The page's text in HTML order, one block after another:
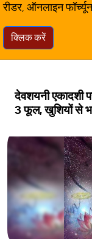
रीडर, ऑनलाइन
क्लिक करें
देवशयनी एकादशी
3 फूल, खुशियों से